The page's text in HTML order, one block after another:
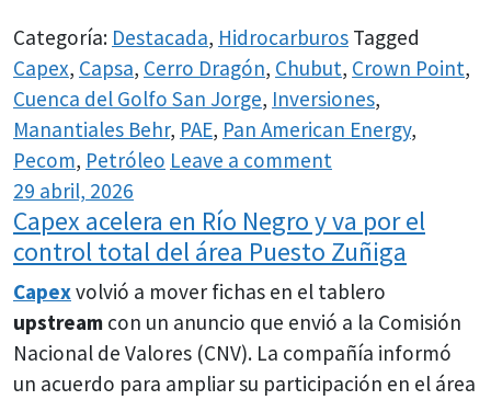
Categoría: Destacada, Hidrocarburos Tagged
Capex, Capsa, Cerro Dragón, Chubut, Crown Point,
Cuenca del Golfo San Jorge, Inversiones,
Manantiales Behr, PAE, Pan American Energy,
Pecom, Petróleo Leave a comment
29 abril, 2026
Capex acelera en Río Negro y va por el
control total del área Puesto Zuñiga
Capexvolvió a mover fichas en el tablero
upstream con un anuncio que envió a la Comisión
Nacional de Valores (CNV). La compañía informó
un acuerdo para ampliar su participación en el área